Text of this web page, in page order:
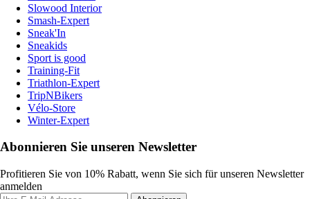
Slowood Interior
Smash-Expert
Sneak'In
Sneakids
Sport is good
Training-Fit
Triathlon-Expert
TripNBikers
Vélo-Store
Winter-Expert
Abonnieren Sie unseren Newsletter
Profitieren Sie von 10% Rabatt, wenn Sie sich für unseren Newsletter
anmelden